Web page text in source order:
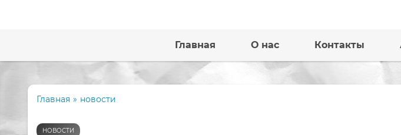
Главная О нас Контакты
Главная » новости
НОВОСТИ